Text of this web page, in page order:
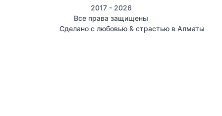
2017 - 2026
Все права защищены
Сделано с любовью & страстью в Алматы